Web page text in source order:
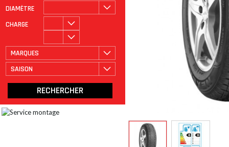
DIAMÈTRE
CHARGE
MARQUES
SAISON